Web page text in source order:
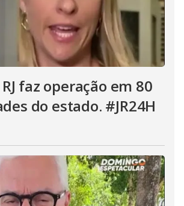
faz operação em 80
do estado. #JR24H